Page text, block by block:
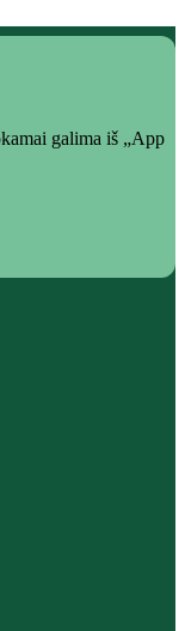
galima iš „App